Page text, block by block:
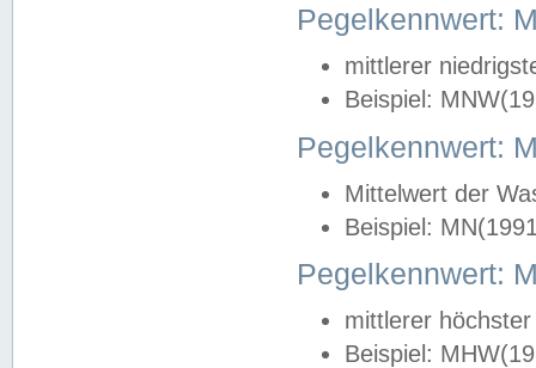
Pegelkennwert:
mittlerer
Beispiel:
Pegelkennwert:
Mittelwert der
Beispiel:
Pegelkennwert:
mittlerer
Beispiel: